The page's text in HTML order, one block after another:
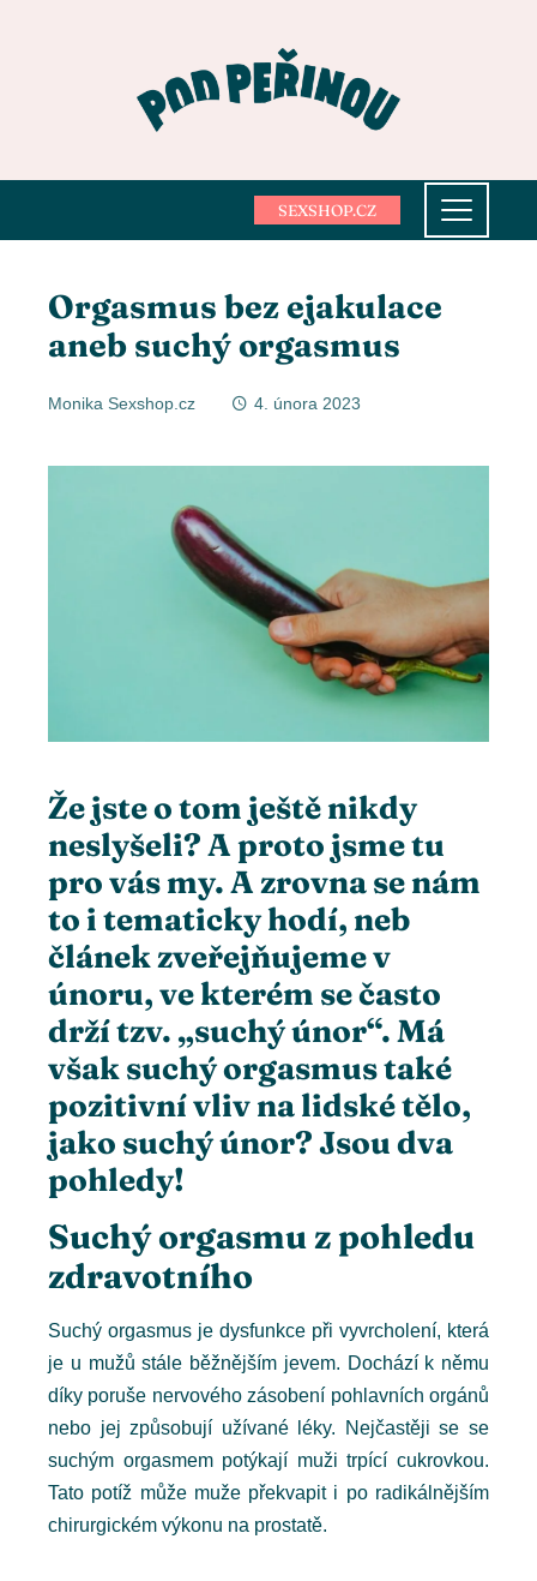
SEXSHOP.CZ
Orgasmus bez ejakulace
aneb suchý orgasmus
Monika Sexshop.cz 4. února 2023
Že jste o tom ještě nikdy
neslyšeli? A proto jsme tu
pro vás my. A zrovna se nám
to i tematicky hodí, neb
článek zveřejňujeme v
únoru, ve kterém se často
drží tzv. „suchý únor“. Má
však suchý orgasmus také
pozitivní vliv na lidské tělo,
jako suchý únor? Jsou dva
pohledy!
Suchý orgasmu z pohledu
zdravotního
Suchý orgasmus je dysfunkce při vyvrcholení, která
je u mužů stále běžnějším jevem. Dochází k němu
díky poruše nervového zásobení pohlavních orgánů
nebo jej způsobují užívané léky. Nejčastěji se se
suchým orgasmem potýkají muži trpící cukrovkou.
Tato potíž může muže překvapit i po radikálnějším
chirurgickém výkonu na prostatě.